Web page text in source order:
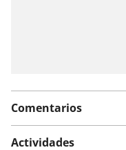
Comentarios
Actividades